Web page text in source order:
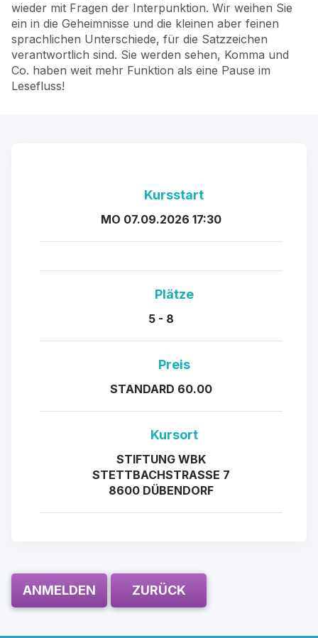
wieder mit Fragen der Interpunktion. Wir weihen Sie
ein in die Geheimnisse und die kleinen aber feinen
sprachlichen Unterschiede, für die Satzzeichen
verantwortlich sind. Sie werden sehen, Komma und
Co. haben weit mehr Funktion als eine Pause im
Lesefluss!
Kursstart
MO 07.09.2026 17:30
Plätze
5 - 8
Preis
STANDARD 60.00
Kursort
STIFTUNG WBK
STETTBACHSTRASSE 7
8600 DÜBENDORF
ANMELDEN ZURÜCK